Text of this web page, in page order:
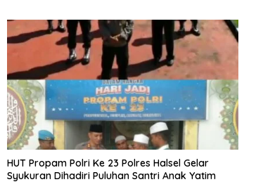
HUT Propam Polri Ke 23 Polres Halsel Gelar
Syukuran Dihadiri Puluhan Santri Anak Yatim